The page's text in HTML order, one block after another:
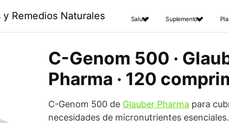
Remedios Naturales Salud Suplementos
C-Genom 500 ·
Pharma · 120
C-Genom 500 de Glauber Pharma para
necesidades de micronutrientes